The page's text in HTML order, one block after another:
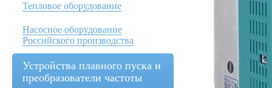
Тепловое оборудование
Насосное оборудование
Российского производства
Устройства плавного пуска и
преобразователи частоты